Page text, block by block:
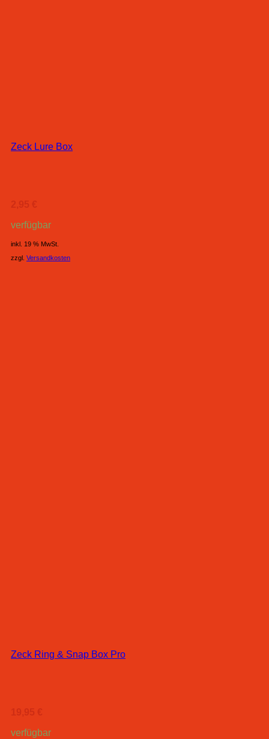
Zeck Lure Box
2,95 €
verfügbar
inkl. 19 % MwSt.
zzgl. Versandkosten
Zeck Ring & Snap Box Pro
19,95 €
verfügbar